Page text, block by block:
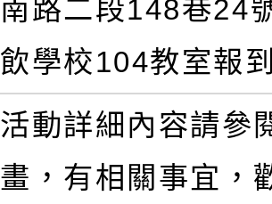
南路二段148巷24
飲學校104教室報
活動詳細內容請參
畫，有相關事宜，